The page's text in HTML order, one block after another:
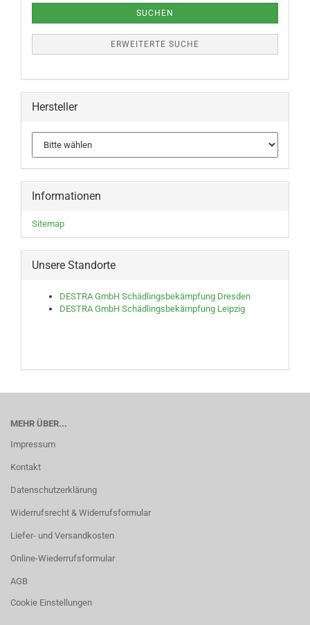
SUCHEN
ERWEITERTE SUCHE
Hersteller
Informationen
Sitemap
Unsere Standorte
DESTRA GmbH Schädlingsbekämpfung Dresden
DESTRA GmbH Schädlingsbekämpfung Leipzig
MEHR ÜBER...
Impressum
Kontakt
Datenschutzerklärung
Widerrufsrecht & Widerrufsformular
Liefer- und Versandkosten
Online-Wiederrufsformular
AGB
Cookie Einstellungen